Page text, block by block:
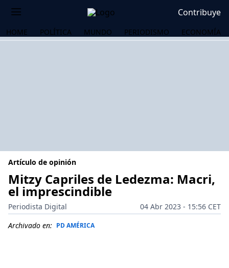
Contribuye
HOME POLÍTICA MUNDO PERIODISMO ECONOMÍA
Artículo de opinión
Mitzy Capriles de Ledezma: Macri,
el imprescindible
Periodista Digital
04 Abr 2023 - 15:56 CET
Archivado en: PD AMÉRICA